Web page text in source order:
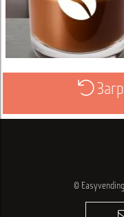
Просмотреть
©